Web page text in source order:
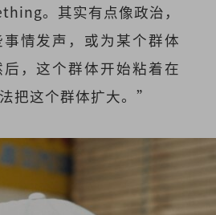
。其实有点像政治，
情发声，或为某个群体
，这个群体开始粘着在
把这个群体扩大。”